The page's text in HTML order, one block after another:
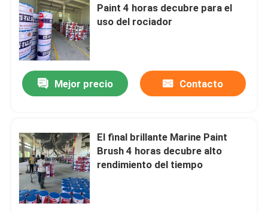
Paint 4 horas decubre para el
uso del rociador
Mejor precio Contacto
El final brillante Marine Paint
Brush 4 horas decubre alto
rendimiento del tiempo